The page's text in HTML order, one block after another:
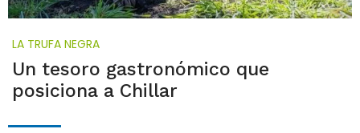
LA TRUFA NEGRA
Un tesoro gastronómico que
posiciona a Chillar